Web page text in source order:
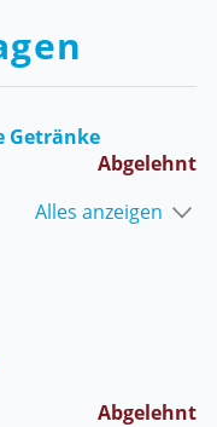
Getränke
Abgelehnt
Alles anzeigen
Abgelehnt